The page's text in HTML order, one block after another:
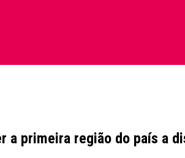
a primeira região do país a